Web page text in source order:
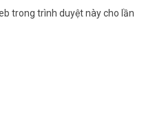
xa, thay vì lắp đặt để triển khai
trong trình duyệt này cho lần